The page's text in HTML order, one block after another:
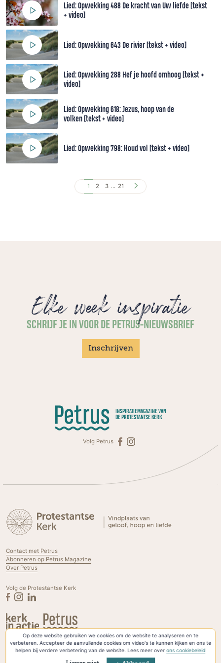
Op deze website gebruiken we cookies om de website te analyseren en te
verbeteren. Accepteer de aanvullende cookies om video's te kunnen kijken en ons te
helpen bij verdere verbetering van de website. Lees meer overons cookiebeleid
Lied: Opwekking 488 De kracht van Uw liefde [tekst
+ video]
Lied: Opwekking 643 De rivier [tekst + video]
Lied: Opwekking 288 Hef je hoofd omhoog [tekst +
video]
Lied: Opwekking 618: Jezus, hoop van de
volken [tekst + video]
Lied: Opwekking 798: Houd vol [tekst + video]
1 2 3 ... 21
Elke week inspiratie
SCHRIJF JE IN VOOR DE PETRUS-NIEUWSBRIEF
Inschrijven
INSPIRATIEMAGAZINE VAN
DE PROTESTANTSE KERK
Volg Petrus
Contact met Petrus
Abonneren op Petrus Magazine
Over Petrus
Volg de Protestantse Kerk
Privacyverklaring & Cookies